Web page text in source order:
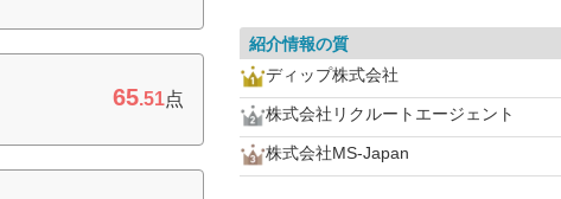
65.51点
紹介情報の質
ディップ株式会社
株式会社リクルートエージェント
株式会社MS-Japan